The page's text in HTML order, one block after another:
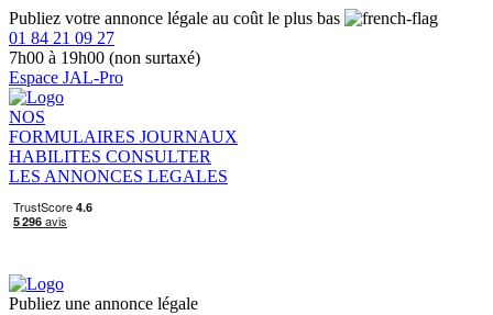
Publiez votre annonce légale au coût le plus bas
01 84 21 09 27
7h00 à 19h00 (non surtaxé)
Espace JAL-Pro
NOS
FORMULAIRES JOURNAUX
HABILITES CONSULTER
LES ANNONCES LEGALES
Publiez une annonce légale